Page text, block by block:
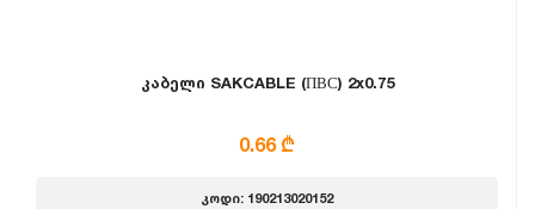
კაბელი SAKCABLE (ПВС) 2x0.75
0.66 ₾
კოდი: 190213020152